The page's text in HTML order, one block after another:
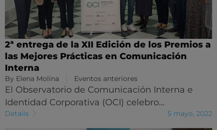
2ª entrega de la XII Edición de los Premios a
las Mejores Prácticas en Comunicación
Interna
By Elena Molina Eventos anteriores
El Observatorio de Comunicación Interna e
Identidad Corporativa (OCI) celebro…
Details 5 mayo, 2022